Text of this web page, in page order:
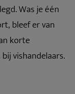
Was je één
bleef er van
korte
vishandelaars.